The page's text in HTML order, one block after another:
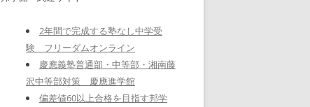
2年間で完成する塾なし中学受
験 フリーダムオンライン
慶應義塾普通部・中等部・湘南藤
沢中等部対策 慶應進学館
偏差値60以上合格を目指す邦学